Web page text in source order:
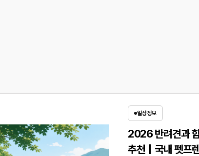
일상정보
2026 반려견과
추천｜국내 펫프